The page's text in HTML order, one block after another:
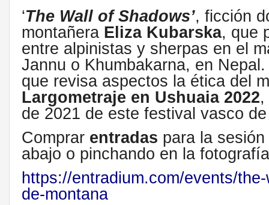
‘The Wall of Shadows’, ficción
montañera Eliza Kubarska, que
entre alpinistas y sherpas en el
Jannu o Khumbakarna, en
que revisa aspectos la ética del
Largometraje en Ushuaia 2022
de 2021 de este festival vasco
Comprar entradas para la
abajo o pinchando en la fotografía
https://entradium.com/events/
de-montana